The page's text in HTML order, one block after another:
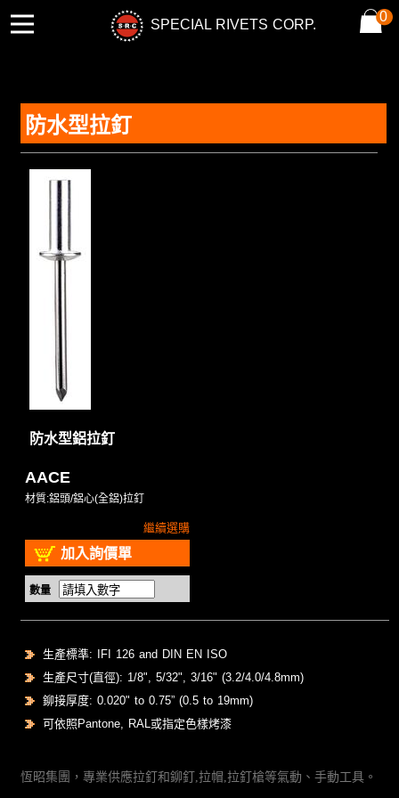
SPECIAL RIVETS CORP.
0
防水型拉釘
防水型鋁拉釘
AACE
材質:鋁頭/鋁心(全鋁)拉釘
繼續選購
加入詢價單
數量
生產標準: IFI 126 and DIN EN ISO
生產尺寸(直徑): 1/8", 5/32", 3/16" (3.2/4.0/4.8mm)
鉚接厚度: 0.020" to 0.75” (0.5 to 19mm)
可依照Pantone, RAL或指定色樣烤漆
恆昭集團，專業供應拉釘和鉚釘,拉帽,拉釘槍等氣動、手動工具。